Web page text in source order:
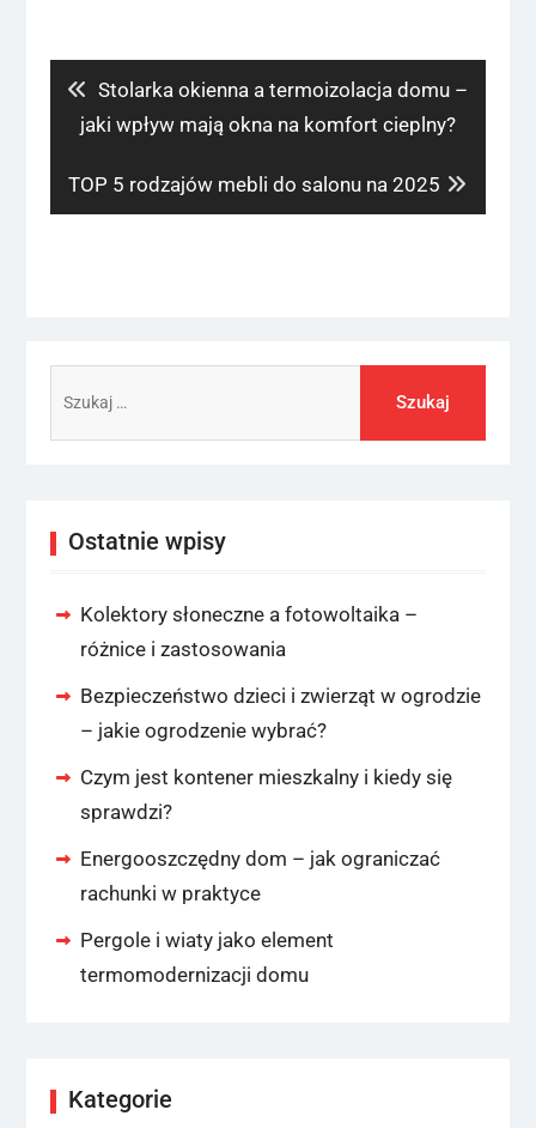
Previous
post:
Stolarka okienna a termoizolacja domu –
jaki wpływ mają okna na komfort cieplny?
Next
post:
TOP 5 rodzajów mebli do salonu na 2025
Ostatnie wpisy
Kolektory słoneczne a fotowoltaika –
różnice i zastosowania
Bezpieczeństwo dzieci i zwierząt w ogrodzie
– jakie ogrodzenie wybrać?
Czym jest kontener mieszkalny i kiedy się
sprawdzi?
Energooszczędny dom – jak ograniczać
rachunki w praktyce
Pergole i wiaty jako element
termomodernizacji domu
Kategorie